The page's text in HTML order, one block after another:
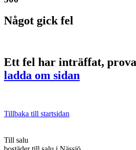
Något gick fel
Ett fel har inträffat,
ladda om sidan
Tillbaka till startsidan
Till salu